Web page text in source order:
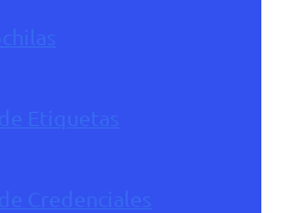
Etiquetas
Credenciales